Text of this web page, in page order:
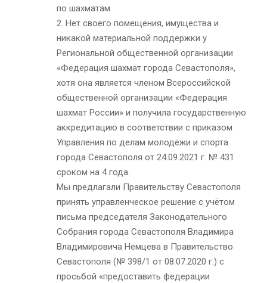
по шахматам.
2. Нет своего помещения, имущества и
никакой материальной поддержки у
Региональной общественной организации
«Федерация шахмат города Севастополя»,
хотя она является членом Всероссийской
общественной организации «Федерация
шахмат России» и получила государственную
аккредитацию в соответствии с приказом
Управления по делам молодёжи и спорта
города Севастополя от 24.09.2021 г. № 431
сроком на 4 года.
Мы предлагали Правительству Севастополя
принять управленческое решение с учётом
письма председателя Законодательного
Собрания города Севастополя Владимира
Владимировича Немцева в Правительство
Севастополя (№ 398/1 от 08.07.2020 г.) с
просьбой «предоставить федерации